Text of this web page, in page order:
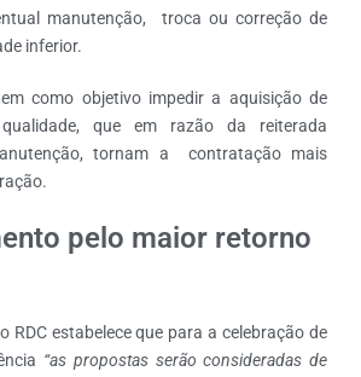
manutenção, troca ou correção de
inferior.
como objetivo impedir a aquisição de
que em razão da reiterada
tornam a contratação mais
pelo maior retorno
RDC estabelece que para a celebração de
“as propostas serão consideradas de